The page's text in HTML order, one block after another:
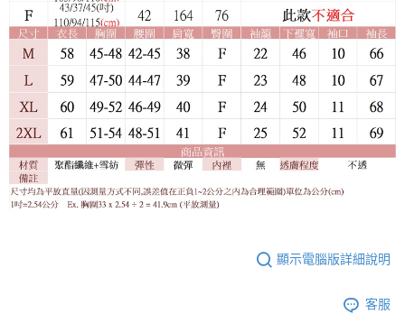
顯示電腦版詳細說明
客服